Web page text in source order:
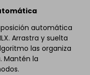
automática
Arrastra y suelta
las organiza
Mantén la